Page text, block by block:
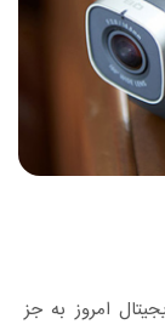
امروز به جز